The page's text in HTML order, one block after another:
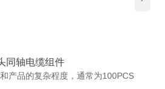
同轴电缆组件
产品的复杂程度，通常为100PCS